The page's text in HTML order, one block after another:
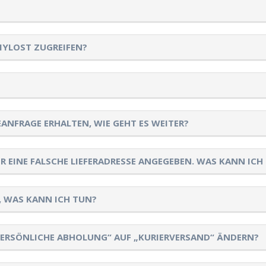
ZUGREIFEN?
ERHALTEN, WIE GEHT ES WEITER?
EINE FALSCHE LIEFERADRESSE ANGEGEBEN. WAS KANN
WAS KANN ICH TUN?
ABHOLUNG“ AUF „KURIERVERSAND“ ÄNDERN?